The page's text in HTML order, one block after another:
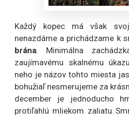
Každý kopec má však
nenazdáme a prichádzame k
brána. Minimálna
zaujímavému skalnému
neho je názov tohto miesta
bohužiaľ nesmerujeme za
december je jednoducho
protiľahlú mliekom zaliatu